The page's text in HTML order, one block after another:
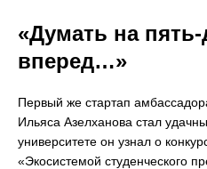
«Думать на
вперед…»
Первый же стартап
Ильяса Азелханова стал
университете он узнал о
«Экосистемой студенческого